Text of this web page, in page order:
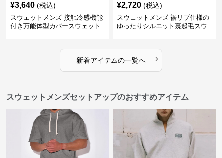
¥3,640 (税込)
スウェットメンズ 接触冷感機能
付き万能体型カバースウェット
¥2,720 (税込)
スウェットメンズ 裾リブ仕様の
ゆったりシルエット裏起毛スウ
新着アイテムの一覧へ ›
スウェットメンズセットアップのおすすめアイテム